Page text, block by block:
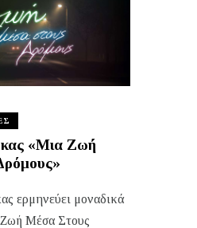
«Μια Ζωή
ερμηνεύει μοναδικά
Μέσα Στους